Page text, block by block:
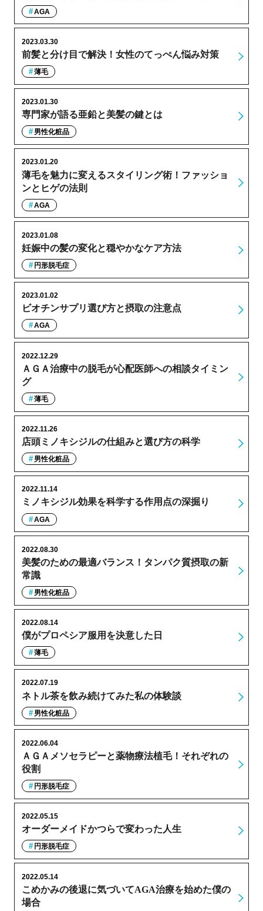
AGA
前髪と分け目で解決！女性のてっぺん悩み対策
2023.03.30
薄毛
専門家が語る亜鉛と美髪の鍵とは
2023.01.30
男性化粧品
薄毛を魅力に変えるスタイリング術！ファッショ
ンとヒゲの法則
2023.01.20
AGA
妊娠中の髪の変化と穏やかなケア方法
2023.01.08
円形脱毛症
ビオチンサプリ選び方と摂取の注意点
2023.01.02
AGA
ＡＧＡ治療中の脱毛が心配医師への相談タイミン
グ
2022.12.29
薄毛
店頭ミノキシジルの仕組みと選び方の科学
2022.11.26
男性化粧品
ミノキシジル効果を科学する作用点の深掘り
2022.11.14
AGA
美髪のための最適バランス！タンパク質摂取の新
常識
2022.08.30
男性化粧品
僕がプロペシア服用を決意した日
2022.08.14
薄毛
ネトル茶を飲み続けてみた私の体験談
2022.07.19
男性化粧品
ＡＧＡメソセラピーと薬物療法植毛！それぞれの
役割
2022.06.04
円形脱毛症
オーダーメイドかつらで変わった人生
2022.05.15
円形脱毛症
こめかみの後退に気づいてAGA治療を始めた僕の
場合
2022.05.14